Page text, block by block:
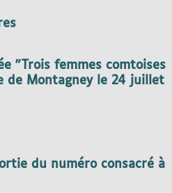
"Trois femmes comtoises
de Montagney le 24 juillet
du numéro consacré à